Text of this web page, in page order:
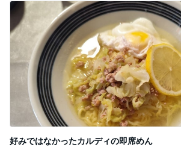
好みではなかったカルディの即席めん